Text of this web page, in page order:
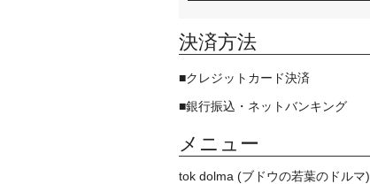
決済方法
■クレジットカード決済
■銀行振込・ネットバンキング
メニュー
tok dolma (ブドウの若葉のドルマ)